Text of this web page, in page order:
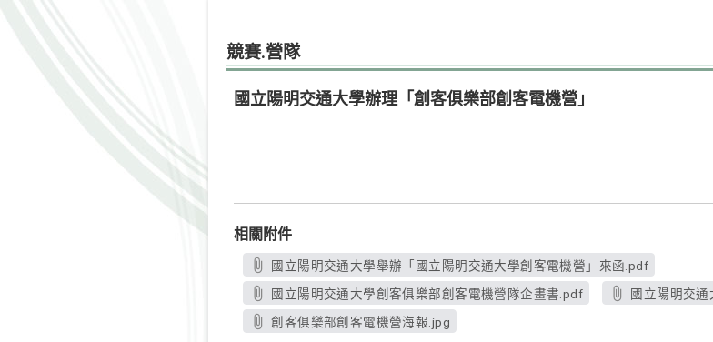
競賽.營隊
國立陽明交通大學辦理「創客俱樂部創客電機營」
相關附件
國立陽明交通大學舉辦「國立陽明交通大學創客電機營」來函.pdf
國立陽明交通大學創客俱樂部創客電機營隊企畫書.pdf
國立陽明交
創客俱樂部創客電機營海報.jpg